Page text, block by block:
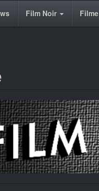
Film Noir Filme